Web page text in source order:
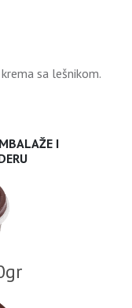
sa lešnikom.
I